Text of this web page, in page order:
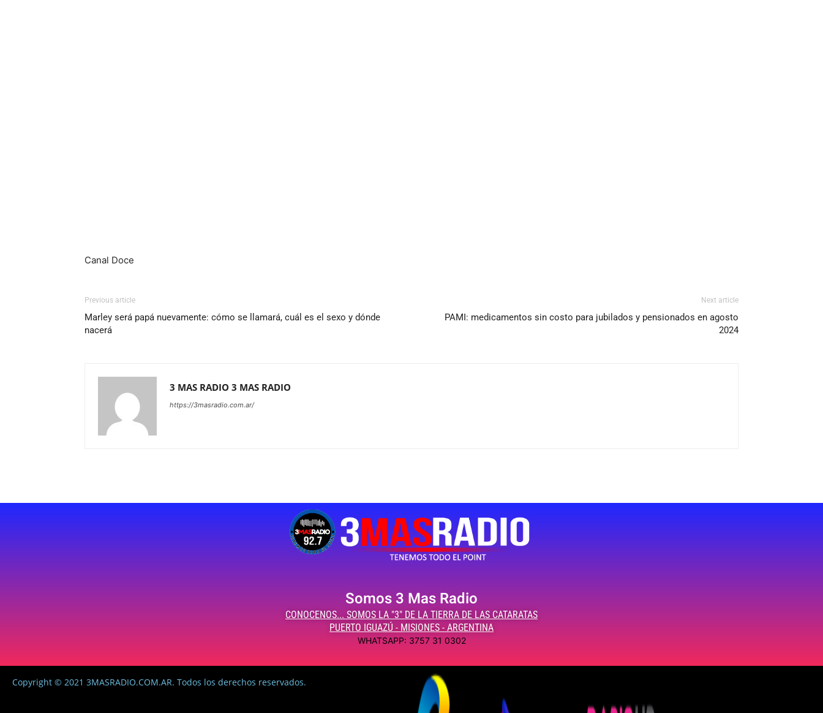
Canal Doce
Previous article
Marley será papá nuevamente: cómo se llamará, cuál es el sexo y dónde
nacerá
Next article
PAMI: medicamentos sin costo para jubilados y pensionados en agosto
2024
3 MAS RADIO 3 MAS RADIO
https://3masradio.com.ar/
Somos 3 Mas Radio
CONOCENOS... SOMOS LA "3" DE LA TIERRA DE LAS CATARATAS
PUERTO IGUAZÚ - MISIONES - ARGENTINA
WHATSAPP: 3757 31 0302
Copyright © 2021 3MASRADIO.COM.AR. Todos los derechos reservados.